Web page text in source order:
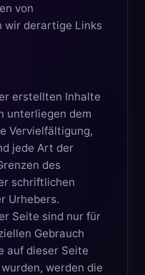
von
wir derartige Links
erstellten Inhalte
unterliegen dem
Vervielfältigung,
jede Art der
des
schriftlichen
Urhebers.
Seite sind nur für
Gebrauch
auf dieser Seite
werden die